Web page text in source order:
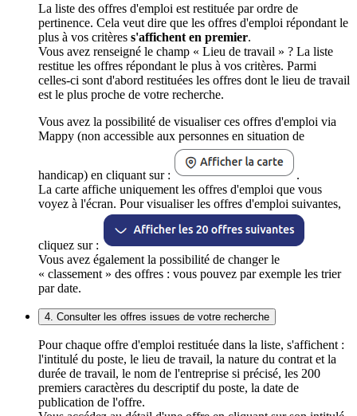
La liste des offres d'emploi est restituée par ordre de
pertinence. Cela veut dire que les offres d'emploi répondant le
plus à vos critères s'affichent en premier.
Vous avez renseigné le champ « Lieu de travail » ? La liste
restitue les offres répondant le plus à vos critères. Parmi
celles-ci sont d'abord restituées les offres dont le lieu de travail
est le plus proche de votre recherche.
Vous avez la possibilité de visualiser ces offres d'emploi via
Mappy (non accessible aux personnes en situation de
handicap) en cliquant sur :
.
La carte affiche uniquement les offres d'emploi que vous
voyez à l'écran. Pour visualiser les offres d'emploi suivantes,
cliquez sur :
Vous avez également la possibilité de changer le
« classement » des offres : vous pouvez par exemple les trier
par date.
4. Consulter les offres issues de votre recherche
Pour chaque offre d'emploi restituée dans la liste, s'affichent :
l'intitulé du poste, le lieu de travail, la nature du contrat et la
durée de travail, le nom de l'entreprise si précisé, les 200
premiers caractères du descriptif du poste, la date de
publication de l'offre.